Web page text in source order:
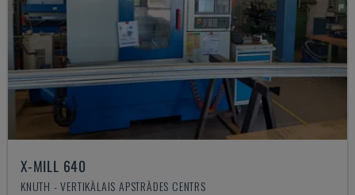
X-MILL 640
KNUTH - VERTIKĀLAIS APSTRĀDES CENTRS